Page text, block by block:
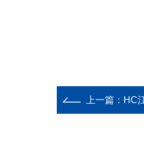
上一篇： HC